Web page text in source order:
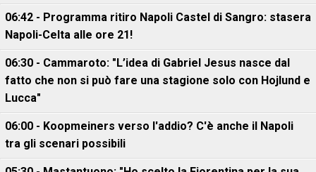
06:42 - Programma ritiro Napoli Castel di Sangro: stasera
Napoli-Celta alle ore 21!
06:30 - Cammaroto: "L’idea di Gabriel Jesus nasce dal
fatto che non si può fare una stagione solo con Hojlund e
Lucca"
06:00 - Koopmeiners verso l'addio? C'è anche il Napoli
tra gli scenari possibili